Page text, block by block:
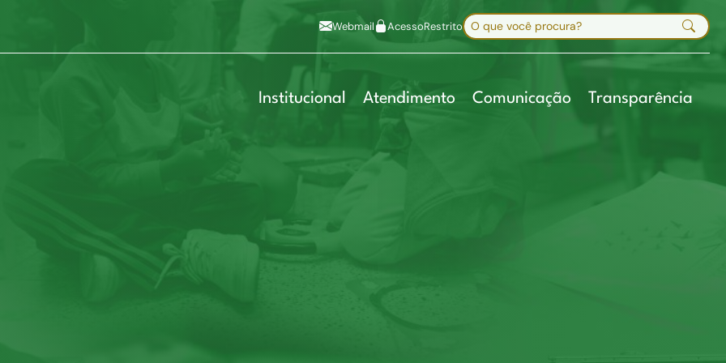
Mapa do site
Webmail AcessoRestritoBuscar no site
Institucional Atendimento Comunicação Transparência